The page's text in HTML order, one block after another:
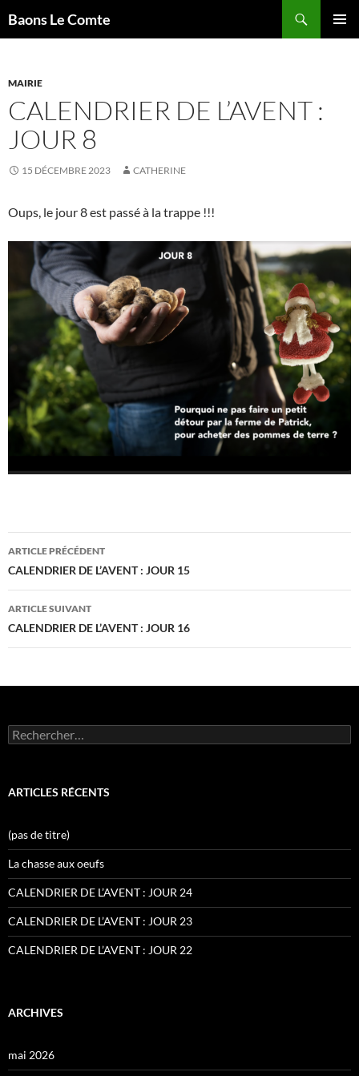
auBaons Le Comte
MAIRIE
CALENDRIER DE L’AVENT :
JOUR 8
15 DÉCEMBRE 2023 CATHERINE
Oups, le jour 8 est passé à la trappe !!!
Navigation
des
articles
ARTICLE PRÉCÉDENT
CALENDRIER DE L’AVENT : JOUR 15
ARTICLE SUIVANT
CALENDRIER DE L’AVENT : JOUR 16
Rechercher :
ARTICLES RÉCENTS
(pas de titre)
La chasse aux oeufs
CALENDRIER DE L’AVENT : JOUR 24
CALENDRIER DE L’AVENT : JOUR 23
CALENDRIER DE L’AVENT : JOUR 22
ARCHIVES
mai 2026